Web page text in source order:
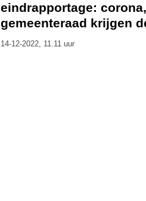
eindrapportage:
gemeenteraad krijgen
14-12-2022, 11.11 uur